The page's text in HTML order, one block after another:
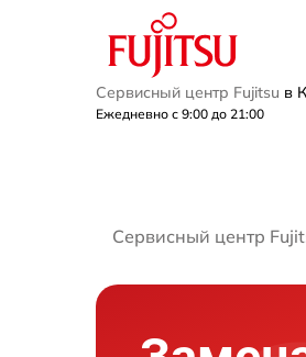
Сервисный центр Fujitsu в
Ежедневно с 9:00 до 21:00
Сервисный центр